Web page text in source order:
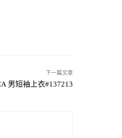
下一篇文章
男短袖上衣#137213